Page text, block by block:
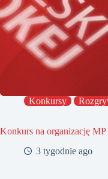
Konkursy
Konkurs na organizację
3 tygodnie ago